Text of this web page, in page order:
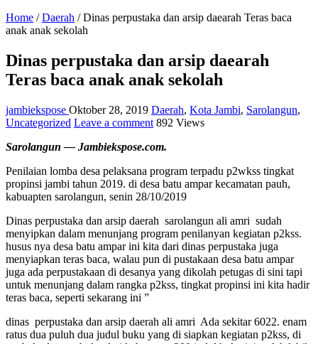
Home / Daerah / Dinas perpustaka dan arsip daearah Teras baca
anak anak sekolah
Dinas perpustaka dan arsip daearah
Teras baca anak anak sekolah
jambiekspose Oktober 28, 2019 Daerah, Kota Jambi, Sarolangun,
Uncategorized Leave a comment 892 Views
Sarolangun — Jambiekspose.com.
Penilaian lomba desa pelaksana program terpadu p2wkss tingkat
propinsi jambi tahun 2019. di desa batu ampar kecamatan pauh,
kabuapten sarolangun, senin 28/10/2019
Dinas perpustaka dan arsip daerah sarolangun ali amri sudah
menyipkan dalam menunjang program penilanyan kegiatan p2kss.
husus nya desa batu ampar ini kita dari dinas perpustaka juga
menyiapkan teras baca, walau pun di pustakaan desa batu ampar
juga ada perpustakaan di desanya yang dikolah petugas di sini tapi
untuk menunjang dalam rangka p2kss, tingkat propinsi ini kita hadir
teras baca, seperti sekarang ini ”
dinas perpustaka dan arsip daerah ali amri Ada sekitar 6022. enam
ratus dua puluh dua judul buku yang di siapkan kegiatan p2kss, di